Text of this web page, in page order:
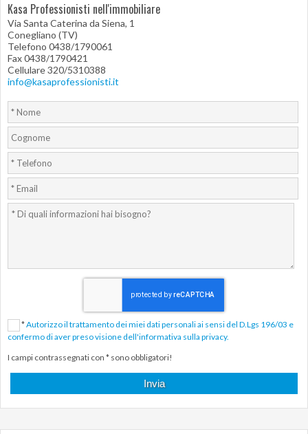
Kasa Professionisti nell'immobiliare
Via Santa Caterina da Siena, 1
Conegliano (TV)
Telefono 0438/1790061
Fax 0438/1790421
Cellulare 320/5310388
info@kasaprofessionisti.it
*Autorizzo il trattamento dei miei dati personali ai sensi del D.Lgs 196/03 e
confermo di aver preso visione dell'informativa sulla privacy.
I campi contrassegnati con * sono obbligatori!